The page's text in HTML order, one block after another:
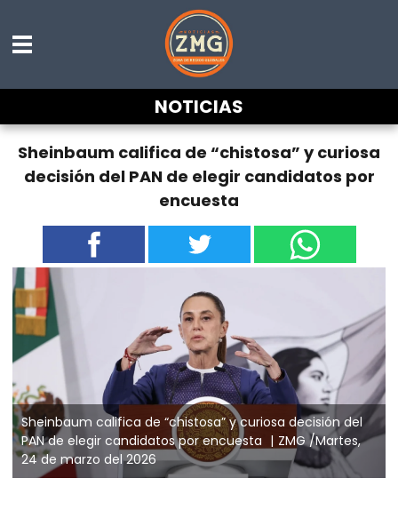
NOTICIAS
Sheinbaum califica de “chistosa” y curiosa
decisión del PAN de elegir candidatos por
encuesta
Sheinbaum califica de “chistosa” y curiosa decisión del
PAN de elegir candidatos por encuesta
ZMG /Martes,
24 de marzo del 2026